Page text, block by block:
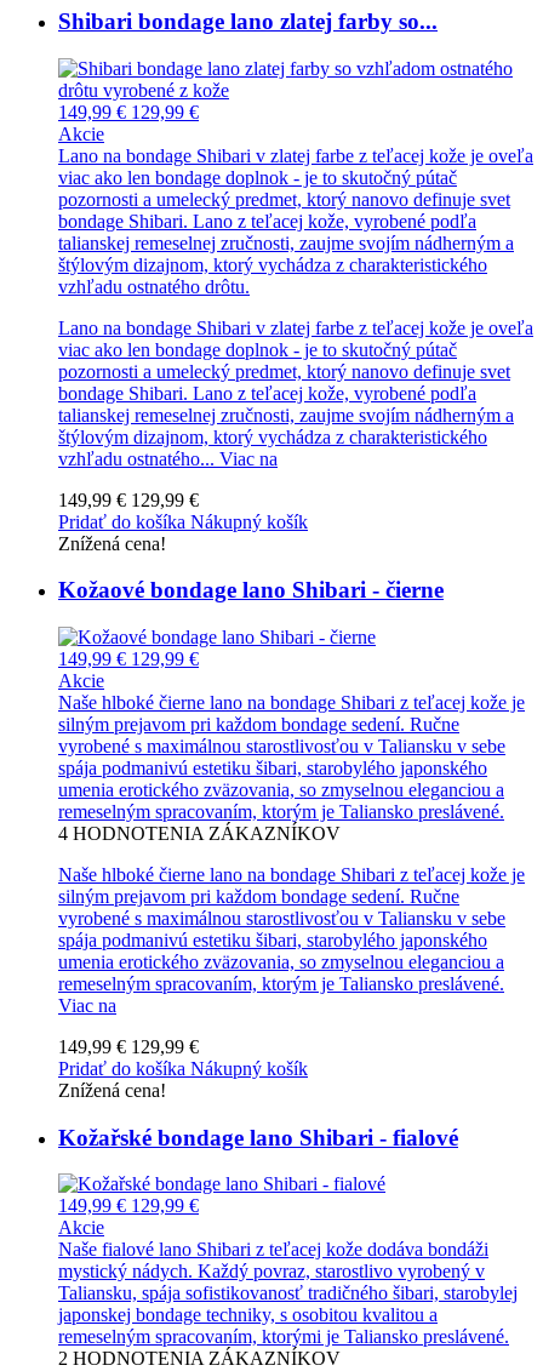
Shibari bondage lano zlatej farby so...
149,99 € 129,99 €
Akcie
Lano na bondage Shibari v zlatej farbe z teľacej kože je oveľa
viac ako len bondage doplnok - je to skutočný pútač
pozornosti a umelecký predmet, ktorý nanovo definuje svet
bondage Shibari. Lano z teľacej kože, vyrobené podľa
talianskej remeselnej zručnosti, zaujme svojím nádherným a
štýlovým dizajnom, ktorý vychádza z charakteristického
vzhľadu ostnatého drôtu.
Lano na bondage Shibari v zlatej farbe z teľacej kože je oveľa
viac ako len bondage doplnok - je to skutočný pútač
pozornosti a umelecký predmet, ktorý nanovo definuje svet
bondage Shibari. Lano z teľacej kože, vyrobené podľa
talianskej remeselnej zručnosti, zaujme svojím nádherným a
štýlovým dizajnom, ktorý vychádza z charakteristického
vzhľadu ostnatého... Viac na
149,99 € 129,99 €
Pridať do košíka Nákupný košík
Znížená cena!
Kožaové bondage lano Shibari - čierne
149,99 € 129,99 €
Akcie
Naše hlboké čierne lano na bondage Shibari z teľacej kože je
silným prejavom pri každom bondage sedení. Ručne
vyrobené s maximálnou starostlivosťou v Taliansku v sebe
spája podmanivú estetiku šibari, starobylého japonského
umenia erotického zväzovania, so zmyselnou eleganciou a
remeselným spracovaním, ktorým je Taliansko preslávené.
4 HODNOTENIA ZÁKAZNÍKOV
Naše hlboké čierne lano na bondage Shibari z teľacej kože je
silným prejavom pri každom bondage sedení. Ručne
vyrobené s maximálnou starostlivosťou v Taliansku v sebe
spája podmanivú estetiku šibari, starobylého japonského
umenia erotického zväzovania, so zmyselnou eleganciou a
remeselným spracovaním, ktorým je Taliansko preslávené.
Viac na
149,99 € 129,99 €
Pridať do košíka Nákupný košík
Znížená cena!
Kožařské bondage lano Shibari - fialové
149,99 € 129,99 €
Akcie
Naše fialové lano Shibari z teľacej kože dodáva bondáži
mystický nádych. Každý povraz, starostlivo vyrobený v
Taliansku, spája sofistikovanosť tradičného šibari, starobylej
japonskej bondage techniky, s osobitou kvalitou a
remeselným spracovaním, ktorými je Taliansko preslávené.
2 HODNOTENIA ZÁKAZNÍKOV